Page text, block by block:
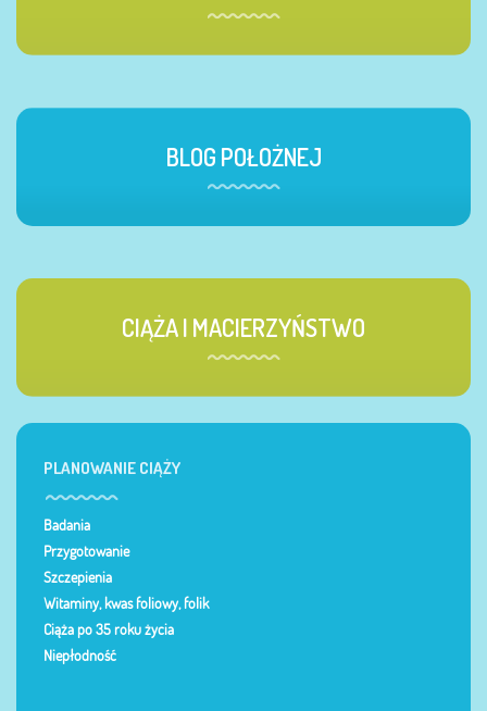
BLOG POŁOŻNEJ
CIĄŻA I MACIERZYŃSTWO
PLANOWANIE CIĄŻY
Badania
Przygotowanie
Szczepienia
Witaminy, kwas foliowy, folik
Ciąża po 35 roku życia
Niepłodność